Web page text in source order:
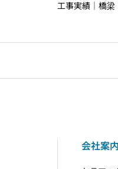
工事実績｜橋梁
会社案内